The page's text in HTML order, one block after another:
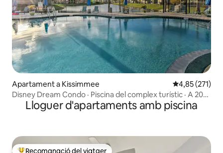
Apartament a Kissimmee 4,85 de
4,85 (271)
Disney Dream Condo · Piscina del complex turístic · A 20
minuts dels parcs
Lloguer d'apartaments amb piscina
Recomanació del viatger